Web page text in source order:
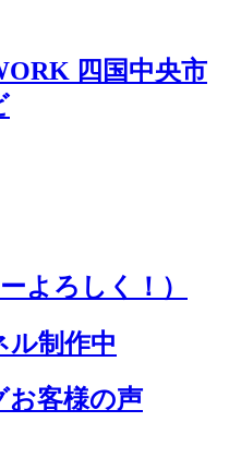
よろしく！）
ル制作中
お客様の声